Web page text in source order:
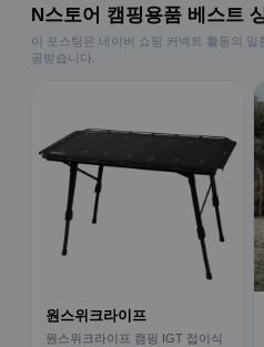
N스토어 캠핑용품 베스트
이 포스팅은 네이버 쇼핑 커넥트 활동의 일
공받습니다.
원스위크라이프
원스위크라이프 캠핑 IGT 접이식